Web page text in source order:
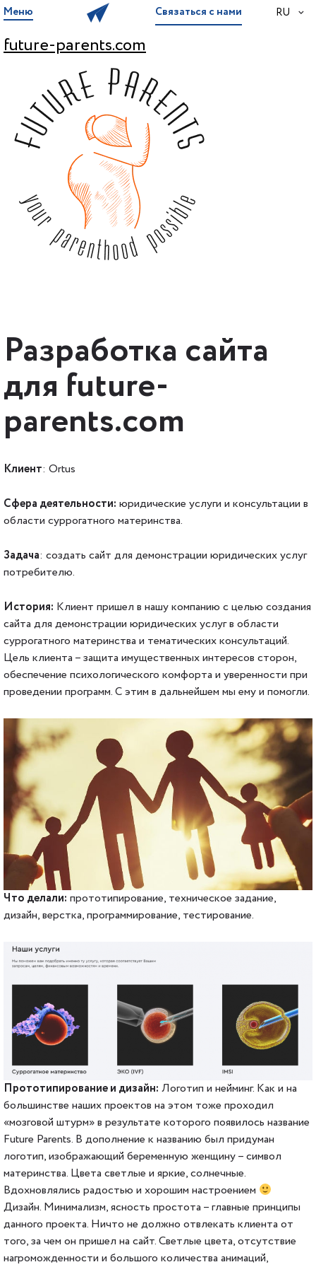
Меню Связаться с нами RU
future-parents.com
Разработка сайта
для future-
parents.com
Клиент: Ortus
Сфера деятельности: юридические услуги и консультации в
области суррогатного материнства.
Задача: создать сайт для демонстрации юридических услуг
потребителю.
История: Клиент пришел в нашу компанию с целью создания
сайта для демонстрации юридических услуг в области
суррогатного материнства и тематических консультаций.
Цель клиента – защита имущественных интересов сторон,
обеспечение психологического комфорта и уверенности при
проведении программ. С этим в дальнейшем мы ему и помогли.
Что делали: прототипирование, техническое задание,
дизайн, верстка, программирование, тестирование.
Прототипирование и дизайн: Логотип и нейминг. Как и на
большинстве наших проектов на этом тоже проходил
«мозговой штурм» в результате которого появилось название
Future Parents. В дополнение к названию был придуман
логотип, изображающий беременную женщину – символ
материнства. Цвета светлые и яркие, солнечные.
Вдохновлялись радостью и хорошим настроением
Дизайн. Минимализм, ясность простота – главные принципы
данного проекта. Ничто не должно отвлекать клиента от
того, за чем он пришел на сайт. Светлые цвета, отсутствие
нагроможденности и большого количества анимаций,